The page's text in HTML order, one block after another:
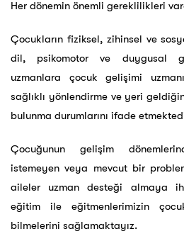
Her dönemin önemli gereklilikleri
Çocukların fiziksel, zihinsel ve
dil, psikomotor ve duygusal
uzmanlara çocuk gelişimi
sağlıklı yönlendirme ve yeri
bulunma durumlarını ifade
Çocuğunun gelişim
istemeyen veya mevcut bir
aileler uzman desteği almaya
eğitim ile eğitmenlerimizin
bilmelerini sağlamaktayız.